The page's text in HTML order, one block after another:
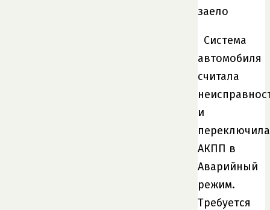
заело
Система
автомобиля
считала
и
переключила
АКПП в
Аварийный
режим.
Требуется